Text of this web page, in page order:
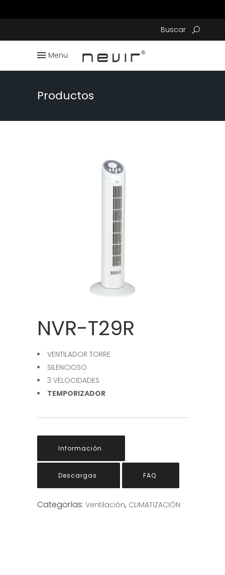
Buscar
Menu
Productos
NVR-T29R
VENTILADOR TORRE
SILENCIOSO
3 VELOCIDADES
TEMPORIZADOR
Información
Descargas FAQ
Categorías: Ventilación, CLIMATIZACIÓN